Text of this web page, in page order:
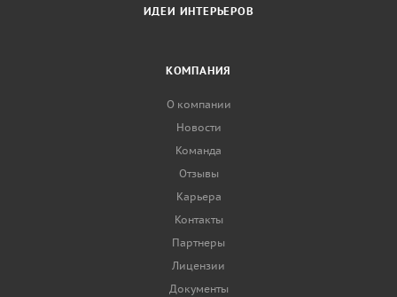
ИДЕИ ИНТЕРЬЕРОВ
КОМПАНИЯ
О компании
Новости
Команда
Отзывы
Карьера
Контакты
Партнеры
Лицензии
Документы